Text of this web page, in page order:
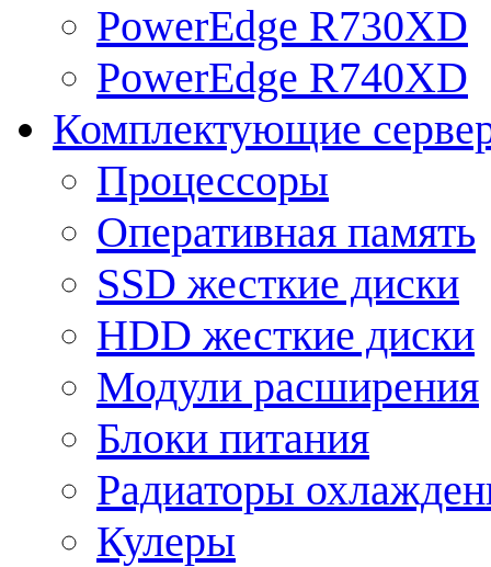
PowerEdge R730XD
PowerEdge R740XD
Комплектующие
Процессоры
Оперативная память
SSD жесткие диски
HDD жесткие диски
Модули расширения
Блоки питания
Радиаторы
Кулеры